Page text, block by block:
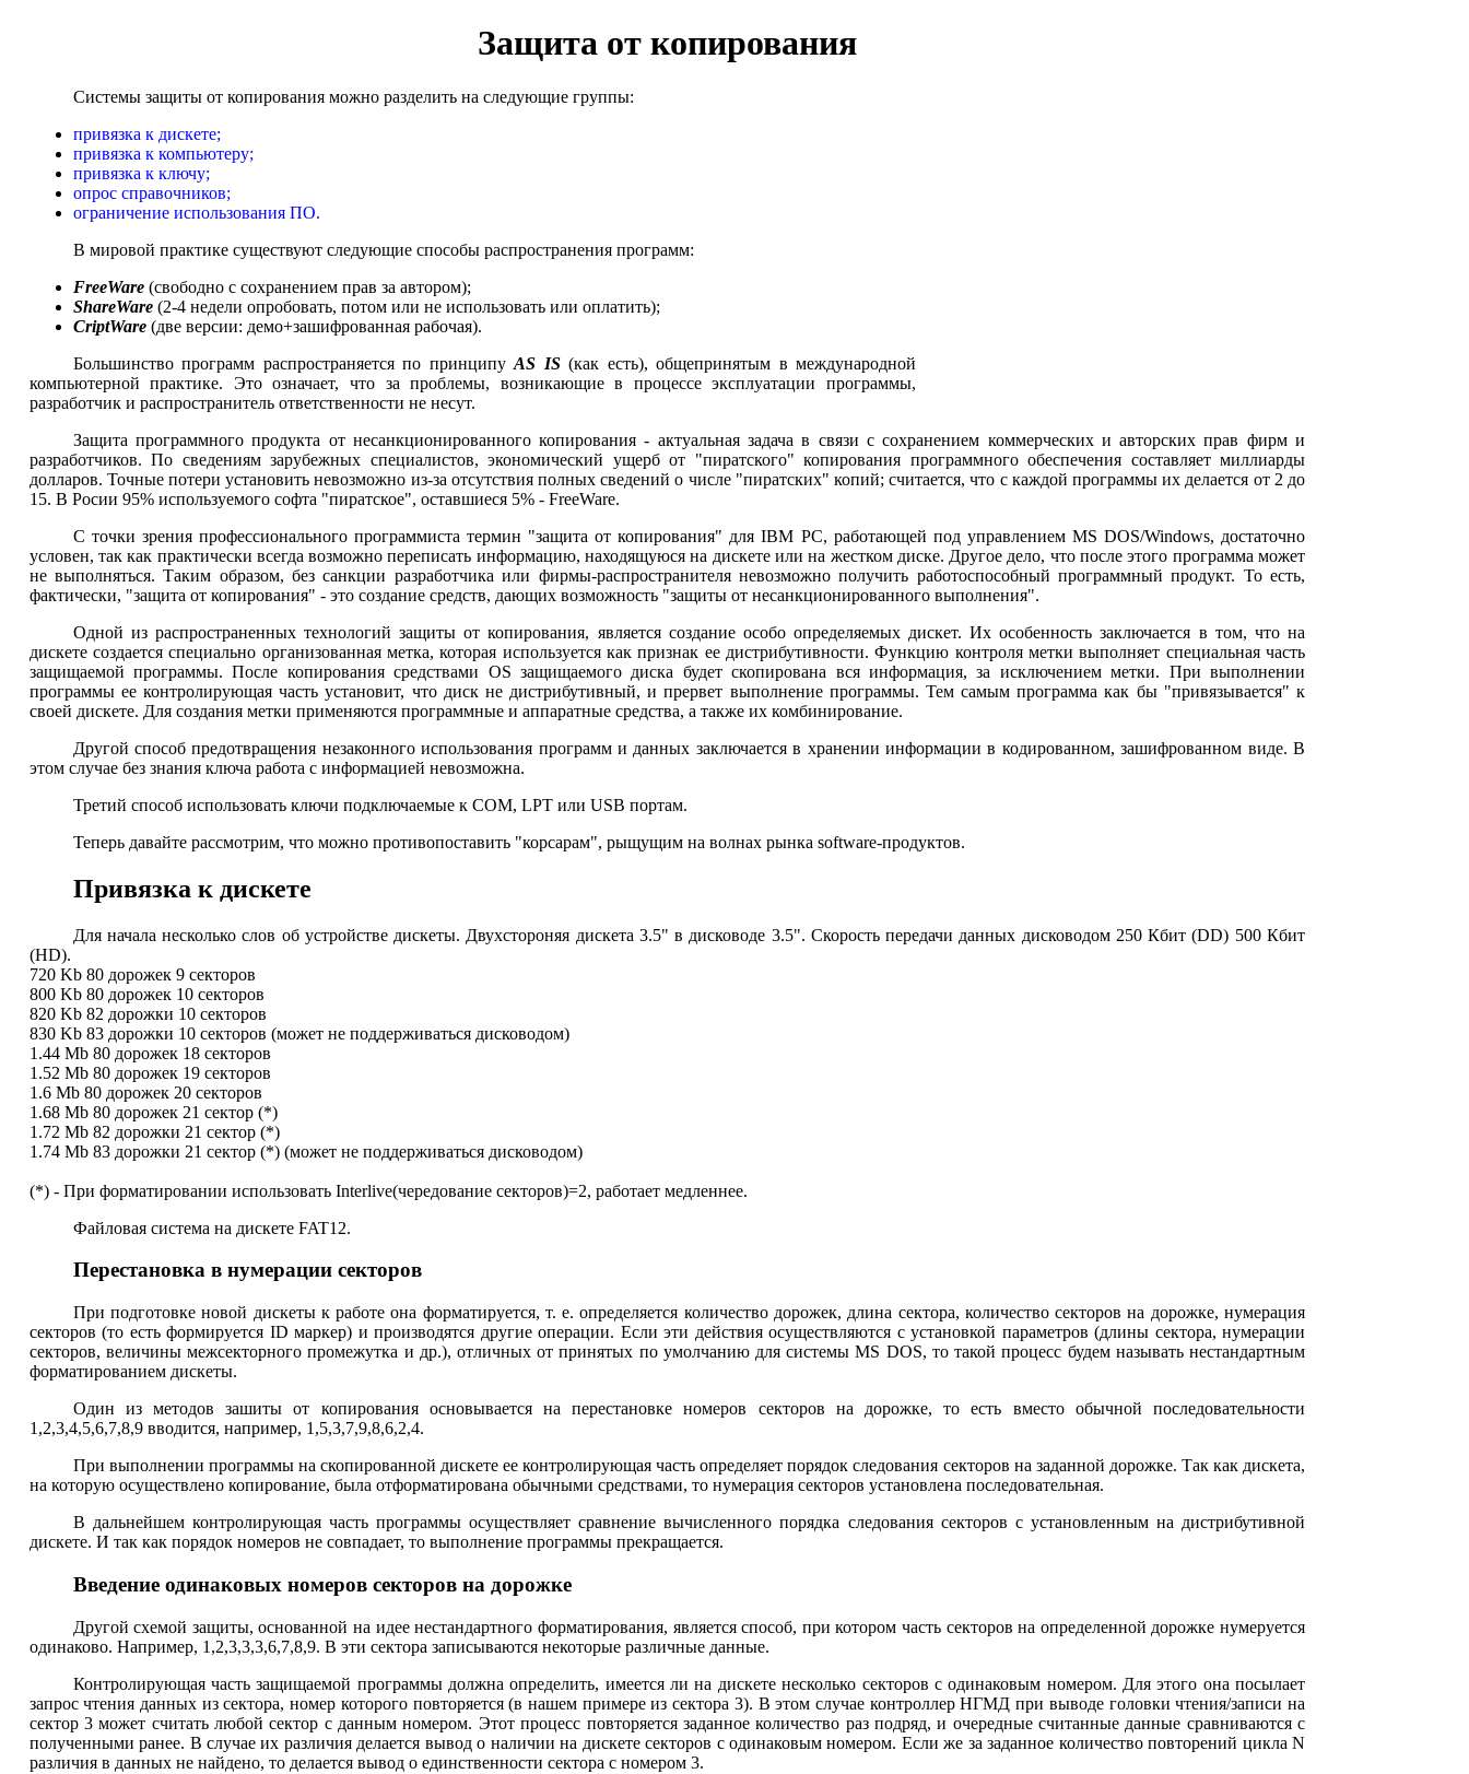
Защита от копирования
Системы защиты от копирования можно разделить на следующие группы:
привязка к дискете;
привязка к компьютеру;
привязка к ключу;
опрос справочников;
ограничение использования ПО.
В мировой практике существуют следующие способы распространения программ:
FreeWare(свободно с сохранением прав за автором);
ShareWare(2-4 недели опробовать, потом или не использовать или оплатить);
CriptWare(две версии: демо+зашифрованная рабочая).
Большинство программ распространяется по принципуAS IS(как есть), общепринятым в международной
компьютерной практике. Это означает, что за проблемы, возникающие в процессе эксплуатации программы,
разработчик и распространитель ответственности не несут.
Защита программного продукта от несанкционированного копирования - актуальная задача в связи с сохранением коммерческих и авторских прав фирм и
разработчиков. По сведениям зарубежных специалистов, экономический ущерб от "пиратского" копирования программного обеспечения составляет миллиарды
долларов. Точные потери установить невозможно из-за отсутствия полных сведений о числе "пиратских" копий; считается, что с каждой программы их делается от 2 до
15. В Росии 95% используемого софта "пиратское", оставшиеся 5% - FreeWare.
С точки зрения профессионального программиста термин "защита от копирования" для IBM PC, работающей под управлением MS DOS/Windows, достаточно
условен, так как практически всегда возможно переписать информацию, находящуюся на дискете или на жестком диске. Другое дело, что после этого программа может
не выполняться. Таким образом, без санкции разработчика или фирмы-распространителя невозможно получить работоспособный программный продукт. То есть,
фактически, "защита от копирования" - это создание средств, дающих возможность "защиты от несанкционированного выполнения".
Одной из распространенных технологий защиты от копирования, является создание особо определяемых дискет. Их особенность заключается в том, что на
дискете создается специально организованная метка, которая используется как признак ее дистрибутивности. Функцию контроля метки выполняет специальная часть
защищаемой программы. После копирования средствами OS защищаемого диска будет скопирована вся информация, за исключением метки. При выполнении
программы ее контролирующая часть установит, что диск не дистрибутивный, и прервет выполнение программы. Тем самым программа как бы "привязывается" к
своей дискете. Для создания метки применяются программные и аппаратные средства, а также их комбинирование.
Другой способ предотвращения незаконного использования программ и данных заключается в хранении информации в кодированном, зашифрованном виде. В
этом случае без знания ключа работа с информацией невозможна.
Третий способ использовать ключи подключаемые к COM, LPT или USB портам.
Теперь давайте рассмотрим, что можно противопоставить "корсарам", рыщущим на волнах рынка software-продуктов.
Привязка к дискете
Для начала несколько слов об устройстве дискеты. Двухстороняя дискета 3.5" в дисководе 3.5". Скорость передачи данных дисководом 250 Кбит (DD) 500 Кбит
(HD).
720 Kb 80 дорожек 9 секторов
800 Kb 80 дорожек 10 секторов
820 Kb 82 дорожки 10 секторов
830 Kb 83 дорожки 10 секторов (может не поддерживаться дисководом)
1.44 Mb 80 дорожек 18 секторов
1.52 Mb 80 дорожек 19 секторов
1.6 Mb 80 дорожек 20 секторов
1.68 Mb 80 дорожек 21 сектор (*)
1.72 Mb 82 дорожки 21 сектор (*)
1.74 Mb 83 дорожки 21 сектор (*) (может не поддерживаться дисководом)
(*) - При форматировании использовать Interlive(чередование секторов)=2, работает медленнее.
Файловая система на дискете FAT12.
Перестановка в нумерации секторов
При подготовке новой дискеты к работе она форматируется, т. е. определяется количество дорожек, длина сектора, количество секторов на дорожке, нумерация
секторов (то есть формируется ID маркер) и производятся другие операции. Если эти действия осуществляются с установкой параметров (длины сектора, нумерации
секторов, величины межсекторного промежутка и др.), отличных от принятых по умолчанию для системы MS DOS, то такой процесс будем называть нестандартным
форматированием дискеты.
Один из методов зашиты от копирования основывается на перестановке номеров секторов на дорожке, то есть вместо обычной последовательности
1,2,3,4,5,6,7,8,9 вводится, например, 1,5,3,7,9,8,6,2,4.
При выполнении программы на скопированной дискете ее контролирующая часть определяет порядок следования секторов на заданной дорожке. Так как дискета,
на которую осуществлено копирование, была отформатирована обычными средствами, то нумерация секторов установлена последовательная.
В дальнейшем контролирующая часть программы осуществляет сравнение вычисленного порядка следования секторов с установленным на дистрибутивной
дискете. И так как порядок номеров не совпадает, то выполнение программы прекращается.
Введение одинаковых номеров секторов на дорожке
Другой схемой защиты, основанной на идее нестандартного форматирования, является способ, при котором часть секторов на определенной дорожке нумеруется
одинаково. Например, 1,2,3,3,3,6,7,8,9. В эти сектора записываются некоторые различные данные.
Контролирующая часть защищаемой программы должна определить, имеется ли на дискете несколько секторов с одинаковым номером. Для этого она посылает
запрос чтения данных из сектора, номер которого повторяется (в нашем примере из сектора 3). В этом случае контроллер НГМД при выводе головки чтения/записи на
сектор 3 может считать любой сектор с данным номером. Этот процесс повторяется заданное количество раз подряд, и очередные считанные данные сравниваются с
полученными ранее. В случае их различия делается вывод о наличии на дискете секторов с одинаковым номером. Если же за заданное количество повторений цикла N
различия в данных не найдено, то делается вывод о единственности сектора с номером 3.